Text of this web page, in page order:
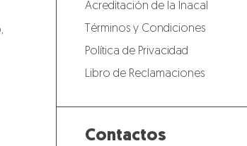
Acreditación de la Inacal
Términos y Condiciones
Política de Privacidad
Libro de Reclamaciones
Contactos